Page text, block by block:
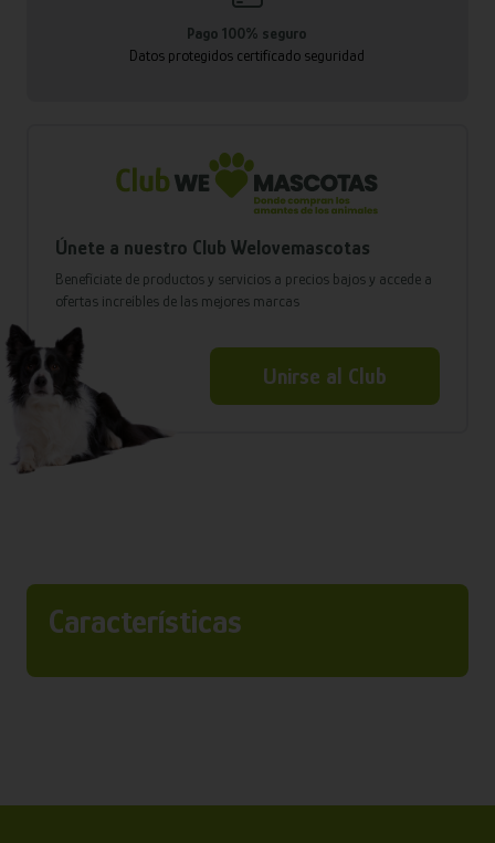
Pago 100% seguro
Datos protegidos certificado seguridad
Únete a nuestro Club Welovemascotas
Benefíciate de productos y servicios a precios bajos y accede a
ofertas increíbles de las mejores marcas
Unirse al Club
Características